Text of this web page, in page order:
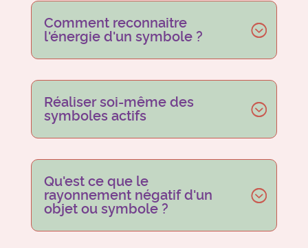
Comment reconnaitre
l'énergie d'un symbole ?
Réaliser soi-même des
symboles actifs
Qu'est ce que le
rayonnement négatif d'un
objet ou symbole ?